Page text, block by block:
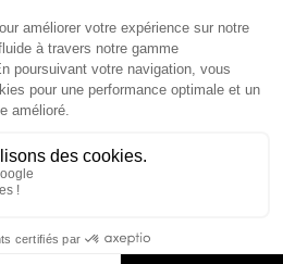
de 10h à 12h et de 14h à 16h30

